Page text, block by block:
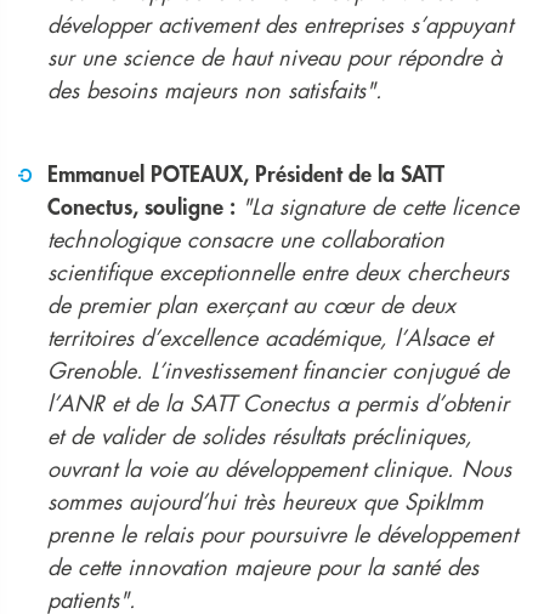
développer activement des entreprises s’appuyant
sur une science de haut niveau pour répondre à
des besoins majeurs non satisfaits".
Emmanuel POTEAUX, Président de la SATT
Conectus, souligne : "La signature de cette licence
technologique consacre une collaboration
scientifique exceptionnelle entre deux chercheurs
de premier plan exerçant au cœur de deux
territoires d’excellence académique, l’Alsace et
Grenoble. L’investissement financier conjugué de
l’ANR et de la SATT Conectus a permis d’obtenir
et de valider de solides résultats précliniques,
ouvrant la voie au développement clinique. Nous
sommes aujourd’hui très heureux que SpikImm
prenne le relais pour poursuivre le développement
de cette innovation majeure pour la santé des
patients".